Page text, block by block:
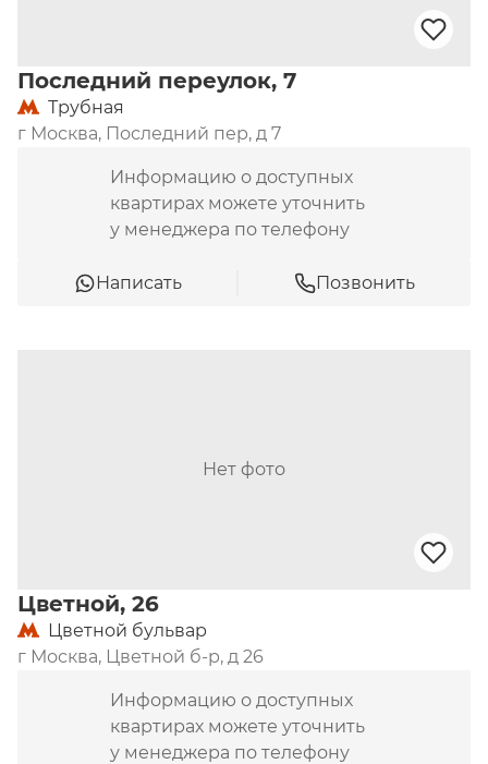
Последний переулок, 7
Трубная
г Москва, Последний пер, д 7
Информацию о доступных
квартирах можете уточнить
у менеджера по телефону
Написать Позвонить
Нет фото
Цветной, 26
Цветной бульвар
г Москва, Цветной б-р, д 26
Информацию о доступных
квартирах можете уточнить
у менеджера по телефону